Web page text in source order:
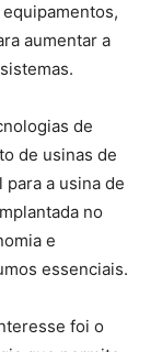
aumentar a
de
de usinas de
a usina de
no
e
essenciais.
foi o